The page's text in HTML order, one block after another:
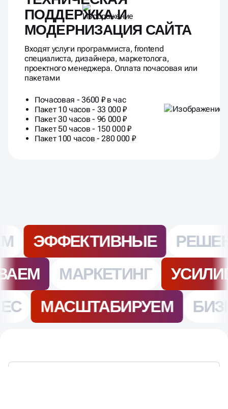
ПОДДЕРЖКА И
МОДЕРНИЗАЦИЯ САЙТА
Входят услуги программиста, frontend
специалиста, дизайнера, маркетолога,
проектного менеджера. Оплата почасовая или
пакетами
Почасовая - 3600 ₽ в час
Пакет 10 часов - 33 000 ₽
Пакет 30 часов - 96 000 ₽
Пакет 50 часов - 150 000 ₽
Пакет 100 часов - 280 000 ₽